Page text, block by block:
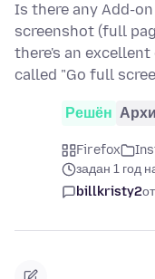
Is there any Add-
screenshot (full
there's an
called "Go full
Решён
Firefox
задан 1 год
billkristy2